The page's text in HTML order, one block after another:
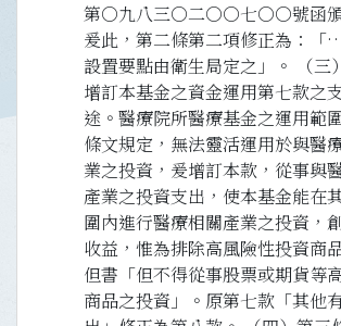
第○九八三○二○○七○○號函頒
爰此，第二條第二項修正為：
設置要點由衛生局定之」。 （三
增訂本基金之資金運用第七款之
途。醫療院所醫療基金之運用範
條文規定，無法靈活運用於與醫
業之投資，爰增訂本款，從事與
產業之投資支出，使本基金能在
圍內進行醫療相關產業之投資，
收益，惟為排除高風險性投資商
但書「但不得從事股票或期貨等
商品之投資」。原第七款「其他